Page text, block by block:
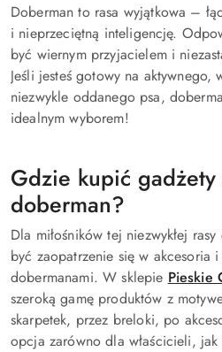
Doberman to rasa wyjątkowa –
i nieprzeciętną inteligencję.
być wiernym przyjacielem i
Jeśli jesteś gotowy na aktywnego,
niezwykle oddanego psa,
idealnym wyborem!
Gdzie kupić gadżety
doberman?
Dla miłośników tej niezwykłej
być zaopatrzenie się w akcesoria
dobermanami. W sklepie Pieskie
szeroką gamę produktów z
skarpetek, przez breloki, po
opcja zarówno dla właścicieli, jak